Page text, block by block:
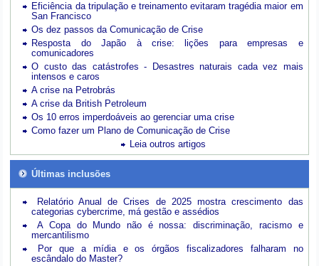
Eficiência da tripulação e treinamento evitaram tragédia maior em
San Francisco
Os dez passos da Comunicação de Crise
Resposta do Japão à crise: lições para empresas e
comunicadores
O custo das catástrofes -
Desastres naturais cada vez mais
intensos e caros
A crise na Petrobrás
A crise da British Petroleum
Os 10 erros imperdoáveis ao gerenciar uma crise
Como fazer um Plano de Comunicação de Crise
Leia outros artigos
Últimas inclusões
Relatório Anual de Crises de 2025 mostra crescimento das
categorias cybercrime, má gestão e assédios
A Copa do Mundo não é nossa: discriminação, racismo e
mercantilismo
Por que a mídia e os órgãos fiscalizadores falharam no
escândalo do Master?